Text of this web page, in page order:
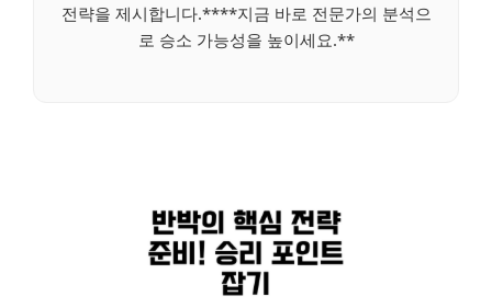
전략을 제시합니다.****지금 바로 전문가의 분석으
로 승소 가능성을 높이세요.**